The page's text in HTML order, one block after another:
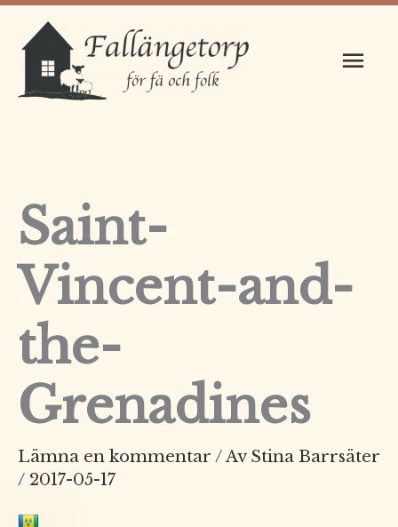
Hoppa
innehåll
Saint-
Vincent-and-
the-
Grenadines
Lämna en kommentar / Av Stina Barrsäter
/ 2017-05-17